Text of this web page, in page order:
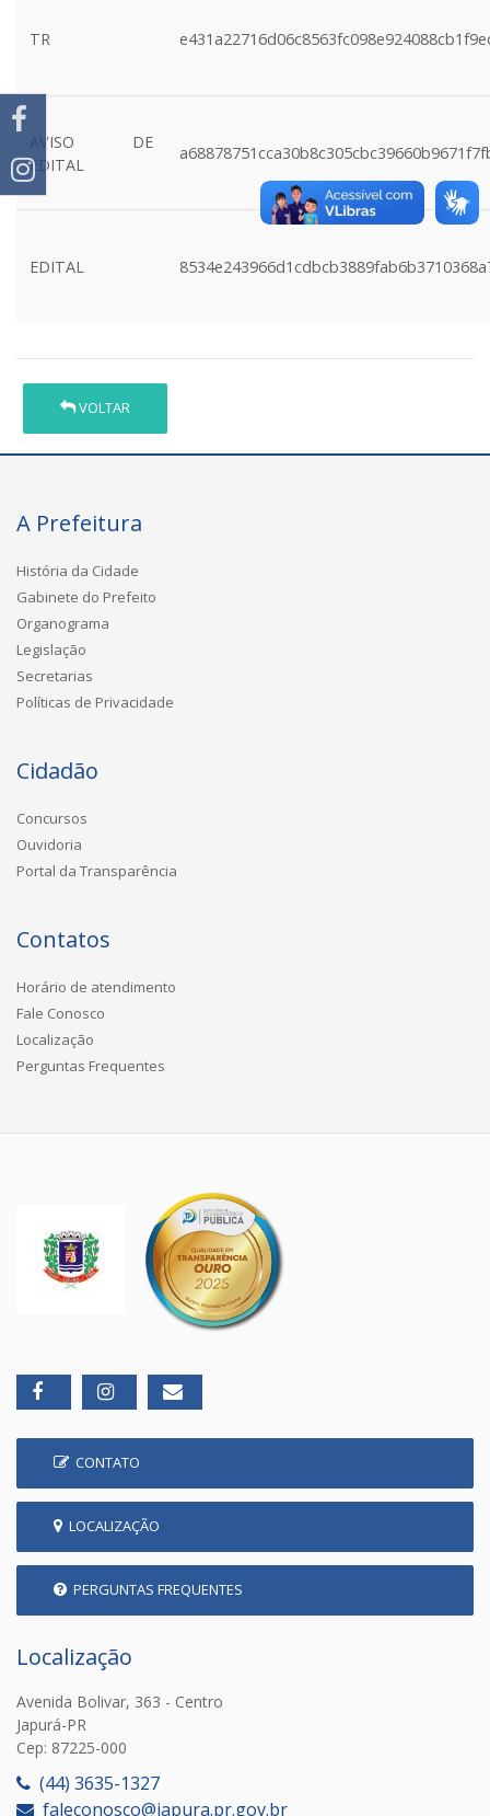
TR
AVISO DE
EDITAL
EDITAL
VOLTAR
A Prefeitura
História da Cidade
Gabinete do Prefeito
Organograma
Legislação
Secretarias
Políticas de Privacidade
Cidadão
Concursos
Ouvidoria
Portal da Transparência
Contatos
Horário de atendimento
Fale Conosco
Localização
Perguntas Frequentes
CONTATO
LOCALIZAÇÃO
PERGUNTAS FREQUENTES
Localização
Avenida Bolivar, 363 - Centro
Japurá-PR
Cep: 87225-000
(44) 3635-1327
faleconosco@japura.pr.gov.br